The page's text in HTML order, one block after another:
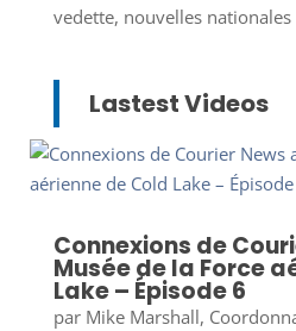
vedette, nouvelles nationales
Lastest Videos
Connexions de
Musée de la Force
Lake – Épisode 6
par Mike Marshall,